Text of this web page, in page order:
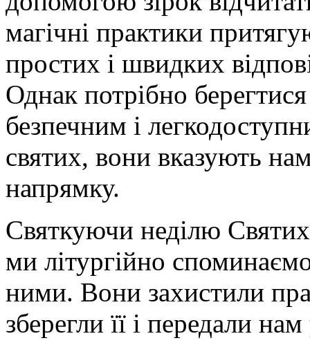
магічні практики
простих і швидких
Однак потрібно
безпечним і
святих, вони вказують
напрямку.
Святкуючи неділю
ми літургійно
ними. Вони захистили
зберегли її і передали